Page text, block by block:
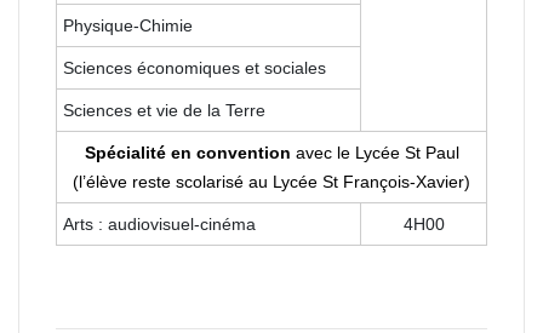
Physique-Chimie
Sciences économiques et sociales
Sciences et vie de la Terre
Spécialité en convention avec le Lycée St Paul
(l’élève reste scolarisé au Lycée St François-Xavier)
Arts : audiovisuel-cinéma 4H00